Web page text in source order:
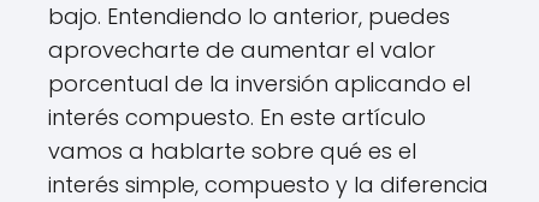
bajo. Entendiendo lo anterior, puedes
aprovecharte de aumentar el valor
porcentual de la inversión aplicando el
interés compuesto. En este artículo
vamos a hablarte sobre qué es el
interés simple, compuesto y la diferencia